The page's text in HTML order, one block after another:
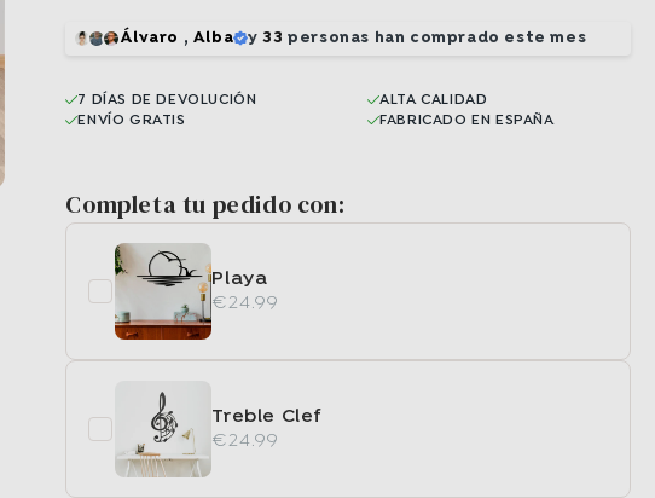
Álvaro , Alba y33 personas han comprado este mes
7 DÍAS DE DEVOLUCIÓN
ALTA CALIDAD
ENVÍO GRATIS
FABRICADO EN ESPAÑA
Completa tu pedido con:
Playa
€24.99
Treble Clef
€24.99